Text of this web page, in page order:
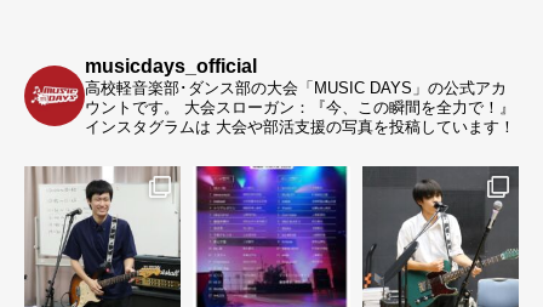
musicdays_official
高校軽音楽部･ダンス部の大会「MUSIC DAYS」の公式アカ
ウントです。
大会スローガン：『今、この瞬間を全力で！』
インスタグラムは 大会や部活支援の写真を投稿しています！